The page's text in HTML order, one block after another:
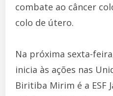
combate ao câncer
colo de útero.
Na próxima sexta-
inicia às ações nas
Biritiba Mirim é a ESF